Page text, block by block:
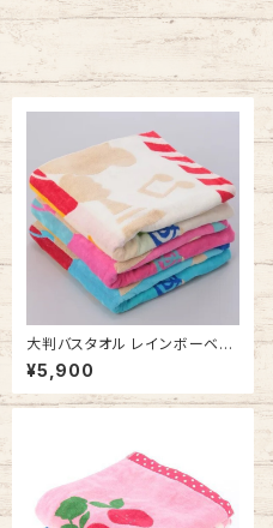
大判バスタオル レインボーベア
パレード タオルケット お昼寝に
今治タオルの日本製
¥5,900